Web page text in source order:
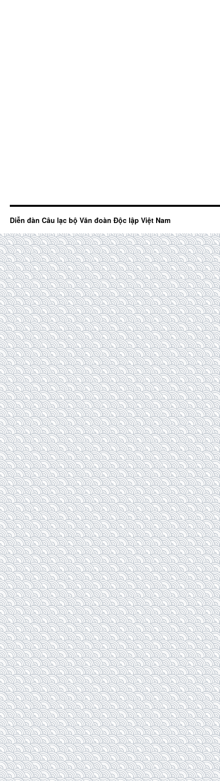
Diễn đàn Câu lạc bộ Văn đoàn Độc lập Việt Nam